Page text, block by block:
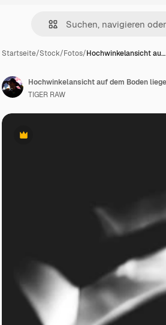
Startseite/Stock/Fotos/Hochwinkelansicht au…
Premium
TIGER RAW